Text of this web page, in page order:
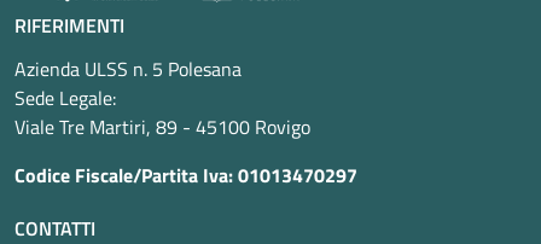
RIFERIMENTI
Azienda ULSS n. 5 Polesana
Sede Legale:
Viale Tre Martiri, 89 - 45100 Rovigo
Codice Fiscale/Partita Iva: 01013470297
CONTATTI